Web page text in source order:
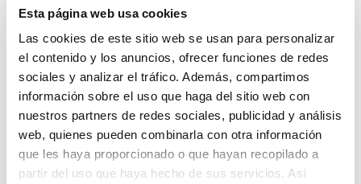
Esta página web usa cookies
Las cookies de este sitio web se usan para personalizar
el contenido y los anuncios, ofrecer funciones de redes
sociales y analizar el tráfico. Además, compartimos
información sobre el uso que haga del sitio web con
nuestros partners de redes sociales, publicidad y análisis
web, quienes pueden combinarla con otra información
que les haya proporcionado o que hayan recopilado a
partir del uso que haya hecho de sus servicios. Así
ambientales, drones y cámaras de seguridad, sin depender
de cables o ataduras a terceros.
Sostenibilidad en el puerto
El despliegue de la red 5G reducirá la dependencia de
cableado y vehículos para inspecciones, facilitando el uso
de drones y sensores IoT. Esta digitalización optimiza el